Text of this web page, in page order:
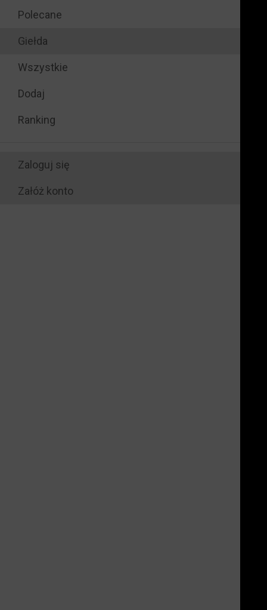
Polecane
Giełda
Wszystkie
Dodaj
Ranking
Zaloguj się
Załóż konto